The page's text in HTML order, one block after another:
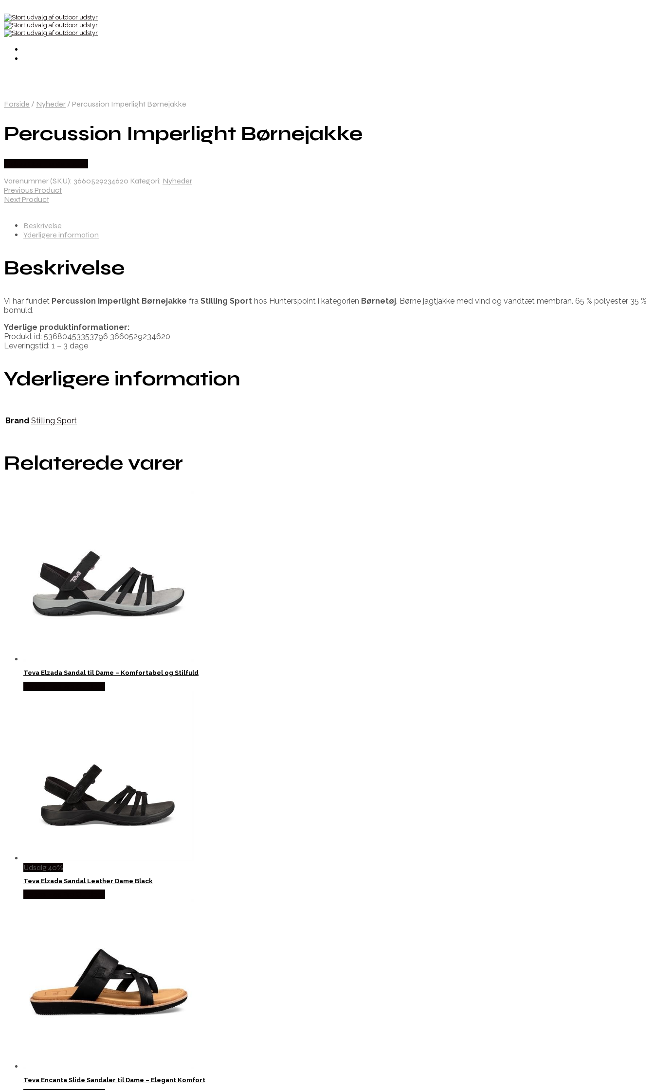
Forside / Nyheder / Percussion Imperlight Børnejakke
Percussion Imperlight Børnejakke
Varenummer (SKU): 3660529234620 Kategori: Nyheder
Previous Product
Next Product
Beskrivelse
Yderligere information
Beskrivelse
Vi har fundet Percussion Imperlight Børnejakke fra Stilling Sport hos Hunterspoint i kategorien Børnetøj. Børne jagtjakke med vind og vandtæt membran. 65 % polyester 35 %
bomuld.
Yderlige produktinformationer:
Produkt id: 53680453353796 3660529234620
Leveringstid: 1 – 3 dage
Yderligere information
Brand Stilling Sport
Relaterede varer
Teva Elzada Sandal til Dame – Komfortabel og Stilfuld
Udsalg 40%
Teva Elzada Sandal Leather Dame Black
Teva Encanta Slide Sandaler til Dame – Elegant Komfort